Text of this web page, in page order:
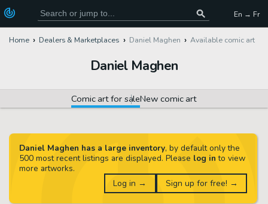
En → Fr
Home Dealers & Marketplaces Daniel Maghen Available comic art
Daniel Maghen
Comic art for saleNew comic art
Daniel Maghen has a large inventory, by default only the
500 most recent listings are displayed. Please log in to view
more artworks.
Log in →
Sign up for free! →